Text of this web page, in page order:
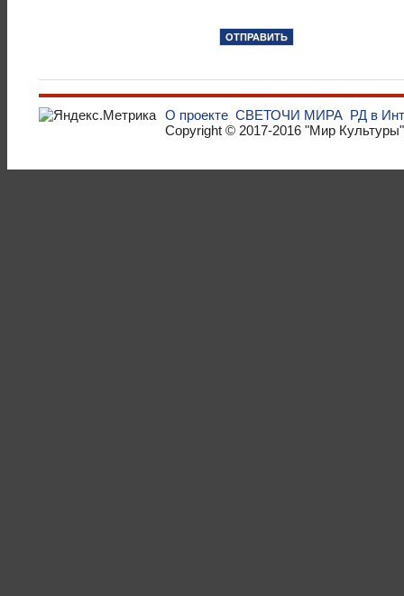
О проекте СВЕТОЧИ МИРА РД в
Copyright © 2017-2016 "Мир Культуры"